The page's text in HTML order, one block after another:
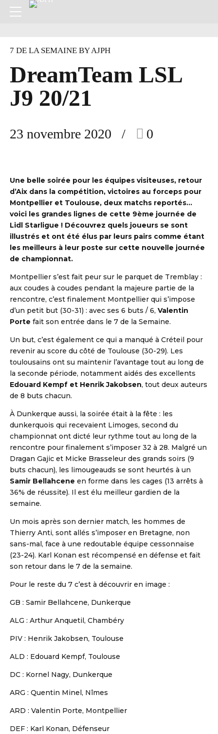
7 DE LA SEMAINE BY AJPH
DreamTeam LSL
J9 20/21
23 novembre 2020 0
Une belle soirée pour les équipes visiteuses, retour
d’Aix dans la compétition, victoires au forceps pour
Montpellier et Toulouse, deux matchs reportés…
voici les grandes lignes de cette 9ème journée de
Lidl Starligue ! Découvrez quels joueurs se sont
illustrés et ont été élus par leurs pairs comme étant
les meilleurs à leur poste sur cette nouvelle journée
de championnat.
Montpellier s’est fait peur sur le parquet de Tremblay :
aux coudes à coudes pendant la majeure partie de la
rencontre, c’est finalement Montpellier qui s’impose
d’un petit but (30-31) : avec ses 6 buts / 6, Valentin
Porte fait son entrée dans le 7 de la Semaine.
Un but, c’est également ce qui a manqué à Créteil pour
revenir au score du côté de Toulouse (30-29). Les
toulousains ont su maintenir l’avantage tout au long de
la seconde période, notamment aidés des excellents
Edouard Kempf et Henrik Jakobsen, tout deux auteurs
de 8 buts chacun.
À Dunkerque aussi, la soirée était à la fête : les
dunkerquois qui recevaient Limoges, second du
championnat ont dicté leur rythme tout au long de la
rencontre pour finalement s’imposer 32 à 28. Malgré un
Dragan Gajic et Micke Brasseleur des grands soirs (9
buts chacun), les limougeauds se sont heurtés à un
Samir Bellahcene en forme dans les cages (13 arrêts à
36% de réussite). Il est élu meilleur gardien de la
semaine.
Un mois après son dernier match, les hommes de
Thierry Anti, sont allés s’imposer en Bretagne, non
sans-mal, face à une redoutable équipe cessonnaise
(23-24). Karl Konan est récompensé en défense et fait
son retour dans le 7 de la semaine.
Pour le reste du 7 c’est à découvrir en image :
GB : Samir Bellahcene, Dunkerque
ALG : Arthur Anquetil, Chambéry
PIV : Henrik Jakobsen, Toulouse
ALD : Edouard Kempf, Toulouse
DC : Kornel Nagy, Dunkerque
ARG : Quentin Minel, Nîmes
ARD : Valentin Porte, Montpellier
DEF : Karl Konan, Défenseur